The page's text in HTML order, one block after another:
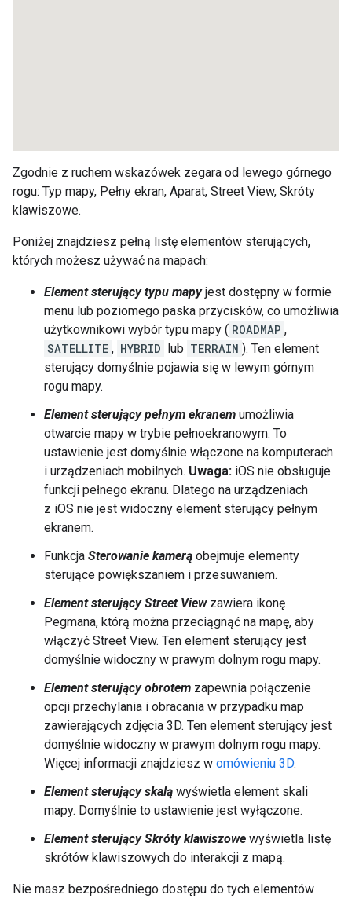
Zgodnie z ruchem wskazówek zegara od lewego górnego
rogu: Typ mapy, Pełny ekran, Aparat, Street View, Skróty
klawiszowe.
Poniżej znajdziesz pełną listę elementów sterujących,
których możesz używać na mapach:
Element sterujący typu mapyjest dostępny w formie
menu lub poziomego paska przycisków, co umożliwia
użytkownikowi wybór typu mapy ( ROADMAP ,
SATELLITE , HYBRID lub TERRAIN ). Ten element
sterujący domyślnie pojawia się w lewym górnym
rogu mapy.
Element sterujący pełnym ekranem umożliwia
otwarcie mapy w trybie pełnoekranowym. To
ustawienie jest domyślnie włączone na komputerach
i urządzeniach mobilnych. Uwaga: iOS nie obsługuje
funkcji pełnego ekranu. Dlatego na urządzeniach
z iOS nie jest widoczny element sterujący pełnym
ekranem.
Funkcja Sterowanie kamerą obejmuje elementy
sterujące powiększaniem i przesuwaniem.
Element sterujący Street Viewzawiera ikonę
Pegmana, którą można przeciągnąć na mapę, aby
włączyć Street View. Ten element sterujący jest
domyślnie widoczny w prawym dolnym rogu mapy.
Element sterujący obrotem zapewnia połączenie
opcji przechylania i obracania w przypadku map
zawierających zdjęcia 3D. Ten element sterujący jest
domyślnie widoczny w prawym dolnym rogu mapy.
Więcej informacji znajdziesz w omówieniu 3D.
Element sterujący skalą wyświetla element skali
mapy. Domyślnie to ustawienie jest wyłączone.
Element sterujący Skróty klawiszowe wyświetla listę
skrótów klawiszowych do interakcji z mapą.
Nie masz bezpośredniego dostępu do tych elementów